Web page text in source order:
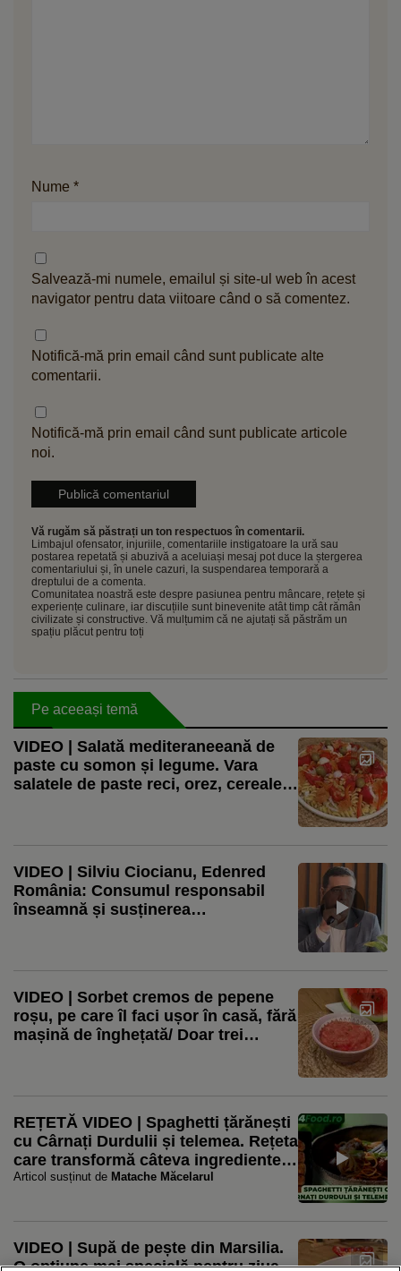
Nume *
Salvează-mi numele, emailul și site-ul web în acest
navigator pentru data viitoare când o să comentez.
Notifică-mă prin email când sunt publicate alte
comentarii.
Notifică-mă prin email când sunt publicate articole
noi.
Vă rugăm să păstrați un ton respectuos în comentarii.
Limbajul ofensator, injuriile, comentariile instigatoare la ură sau
postarea repetată și abuzivă a aceluiași mesaj pot duce la ștergerea
comentariului și, în unele cazuri, la suspendarea temporară a
dreptului de a comenta.
Comunitatea noastră este despre pasiunea pentru mâncare, rețete și
experiențe culinare, iar discuțiile sunt binevenite atât timp cât rămân
civilizate și constructive. Vă mulțumim că ne ajutați să păstrăm un
spațiu plăcut pentru toți
Pe aceeași temă
VIDEO | Salată mediteraneeană de
paste cu somon și legume. Vara
salatele de paste reci, orez, cereale
VIDEO | Silviu Ciocianu, Edenred
România: Consumul responsabil
înseamnă și susținerea
a cererii pentru produse locale
VIDEO | Sorbet cremos de pepene
roșu, pe care îl faci ușor în casă, fără
mașină de înghețată/ Doar trei
REȚETĂ VIDEO | Spaghetti țărănești
cu Cârnați Durdulii și telemea. Rețeta
care transformă câteva ingrediente
simple într-o masă plină de gust
Articol susținut de Matache Măcelarul
VIDEO | Supă de pește din Marsilia.
O opțiune mai specială pentru ziua